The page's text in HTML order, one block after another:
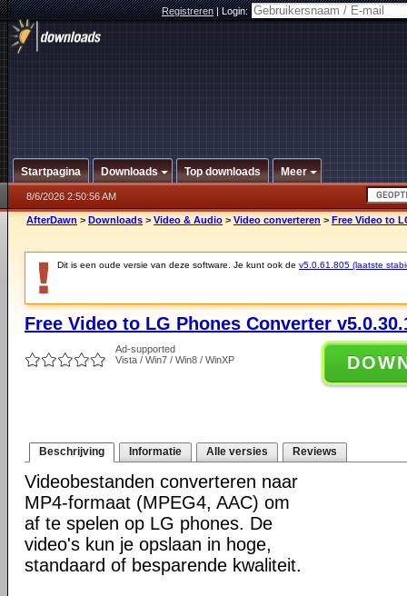
Registreren|Login:
Startpagina Downloads Top downloads Meer
8/6/2026 2:50:56 AM
AfterDawn > Downloads > Video & Audio > Video converteren > Free Video to
Dit is een oude versie van deze software. Je kunt ook de v5.0.61.805 (laatste
Free Video to LG Phones Converter
Ad-supported
Vista / Win7 / Win8 / WinXP
Beschrijving Informatie Alle versies Reviews
Videobestanden converteren naar
MP4-formaat (MPEG4, AAC) om
af te spelen op LG phones. De
video's kun je opslaan in hoge,
standaard of besparende kwaliteit.